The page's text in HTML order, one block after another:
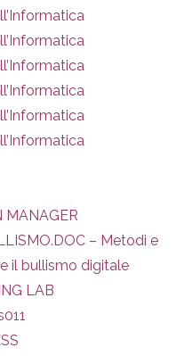
MANAGER
– Metodi e
il bullismo digitale
LAB